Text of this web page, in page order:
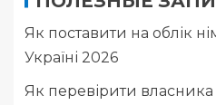
Як поставити на облік
Україні 2026
Як перевірити власника